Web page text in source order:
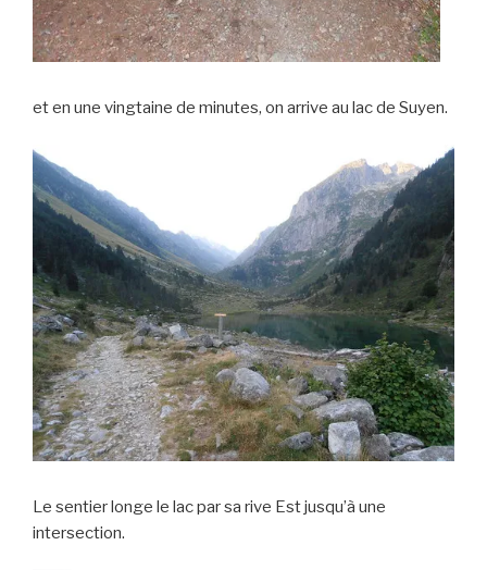
et en une vingtaine de minutes, on arrive au lac de Suyen.
Le sentier longe le lac par sa rive Est jusqu’à une
intersection.